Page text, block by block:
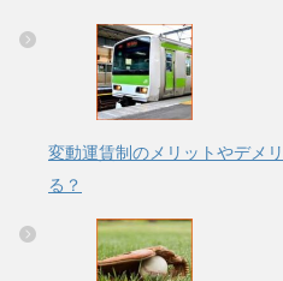
変動運賃制のメリットやデメ
る？